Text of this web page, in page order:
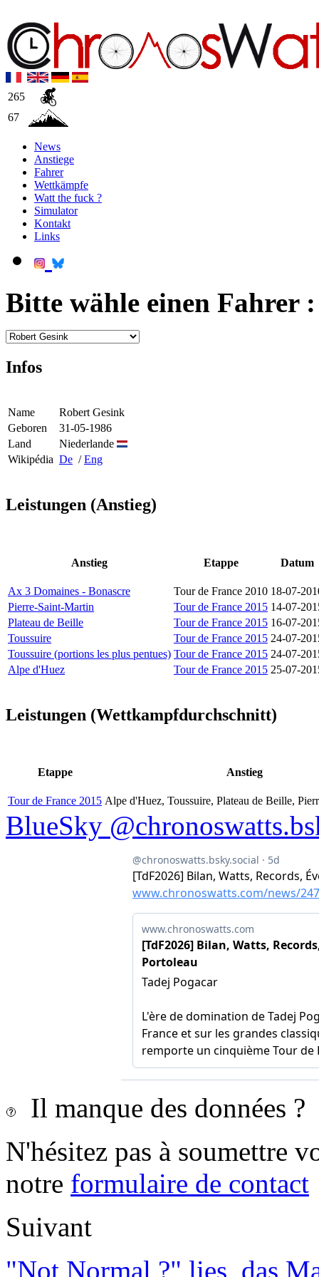
265
67
News
Anstiege
Fahrer
Wettkämpfe
Watt the fuck ?
Simulator
Kontakt
Links
Bitte wähle einen Fahrer :
Infos
Name
Robert Gesink
Geboren
31-05-1986
Land
Niederlande
Wikipédia De /Eng
Leistungen (Anstieg)
Anstieg Etappe Datum
Ax 3 Domaines - Bonascre Tour de France 2010 18-07-
Pierre-Saint-Martin
Tour de France 2015 14-07-
Plateau de Beille
Tour de France 2015 16-07-
Toussuire
Tour de France 2015 24-07-
Toussuire (portions les plus pentues) Tour de France 2015 24-07-
Alpe d'Huez
Tour de France 2015 25-07-
Leistungen (Wettkampfdurchschnitt)
Etappe Anstieg
Tour de France 2015 Alpe d'Huez, Toussuire, Plateau de Beille,
BlueSky
Il manque des données ?
N'hésitez pas à soumettre
notre formulaire de contact
Suivant
"Not Normal ?" lies, das